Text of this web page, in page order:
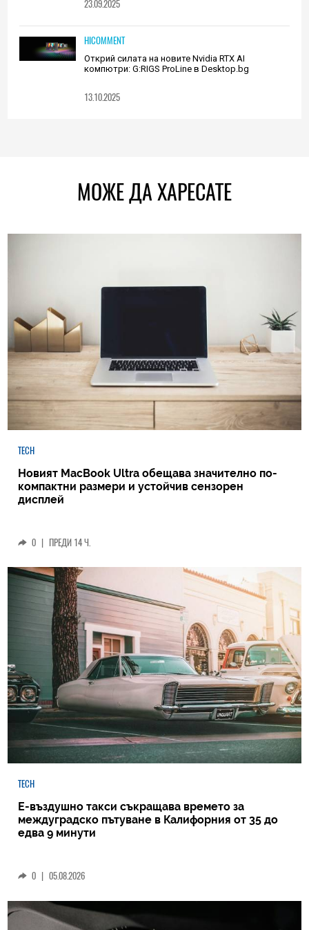
23.09.2025
HICOMMENT
Открий силата на новите Nvidia RTX AI
компютри: G:RIGS ProLine в Desktop.bg
13.10.2025
МОЖЕ ДА ХАРЕСАТЕ
TECH
Новият MacBook Ultra обещава значително по-
компактни размери и устойчив сензорен
дисплей
0 | ПРЕДИ 14 Ч.
TECH
Е-въздушно такси съкращава времето за
междуградско пътуване в Калифорния от 35 до
едва 9 минути
0 | 05.08.2026